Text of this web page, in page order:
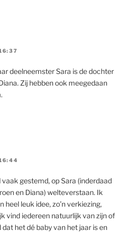
deelneemster Sara is de dochter
Zij hebben ook meegedaan
vaak gestemd, op Sara (inderdaad
en Diana) welteverstaan. Ik
heel leuk idee, zo’n verkiezing,
vind iedereen natuurlijk van zijn of
dat het dé baby van het jaar is en